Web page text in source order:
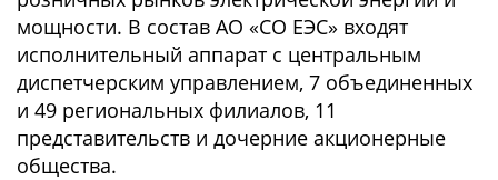
мощности. В состав АО «СО ЕЭС» входят
исполнительный аппарат с центральным
диспетчерским управлением, 7 объединенных
и 49 региональных филиалов, 11
представительств и дочерние акционерные
общества.